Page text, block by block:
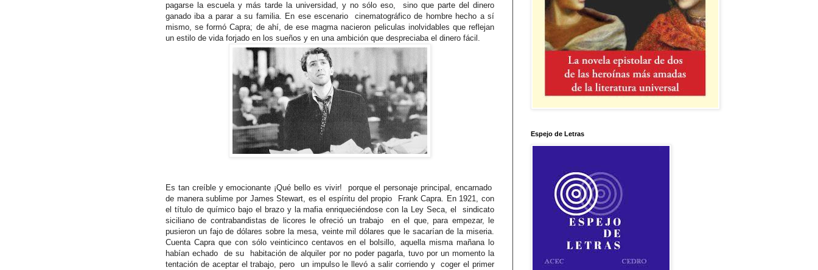
pagarse la escuela y más tarde la universidad, y no sólo eso, sino que parte del dinero
ganado iba a parar a su familia. En ese escenario cinematográfico de hombre hecho a sí
mismo, se formó Capra; de ahí, de ese magma nacieron peliculas inolvidables que reflejan
un estilo de vida forjado en los sueños y en una ambición que despreciaba el dinero fácil.
Es tan creíble y emocionante ¡Qué bello es vivir! porque el personaje principal, encarnado
de manera sublime por James Stewart, es el espíritu del propio Frank Capra. En 1921, con
el título de químico bajo el brazo y la mafia enriqueciéndose con la Ley Seca, el sindicato
siciliano de contrabandistas de licores le ofreció un trabajo en el que, para empezar, le
pusieron un fajo de dólares sobre la mesa, veinte mil dólares que le sacarían de la miseria.
Cuenta Capra que con sólo veinticinco centavos en el bolsillo, aquella misma mañana lo
habían echado de su habitación de alquiler por no poder pagarla, tuvo por un momento la
tentación de aceptar el trabajo, pero un impulso le llevó a salir corriendo y coger el primer
Espejo de Letras